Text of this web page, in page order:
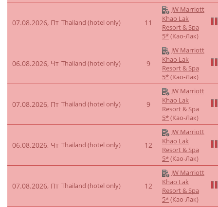
07.08.2026, Пт Thailand (hotel only) 11
JW Marriott
Khao Lak
Resort & Spa
5*(Као-Лак)
06.08.2026, Чт Thailand (hotel only) 9
JW Marriott
Khao Lak
Resort & Spa
5*(Као-Лак)
07.08.2026, Пт Thailand (hotel only) 9
JW Marriott
Khao Lak
Resort & Spa
5*(Као-Лак)
06.08.2026, Чт Thailand (hotel only) 12
JW Marriott
Khao Lak
Resort & Spa
5*(Као-Лак)
07.08.2026, Пт Thailand (hotel only) 12
JW Marriott
Khao Lak
Resort & Spa
5*(Као-Лак)